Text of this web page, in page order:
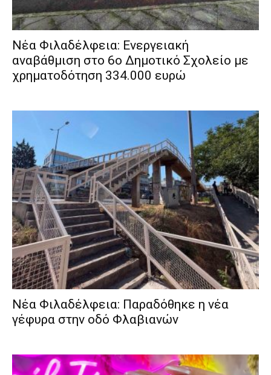
Νέα Φιλαδέλφεια: Ενεργειακή
αναβάθμιση στο 6ο Δημοτικό Σχολείο με
χρηματοδότηση 334.000 ευρώ
Νέα Φιλαδέλφεια: Παραδόθηκε η νέα
γέφυρα στην οδό Φλαβιανών